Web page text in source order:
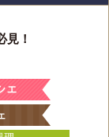
見！